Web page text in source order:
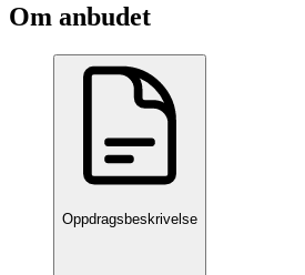
Om anbudet
Oppdragsbeskrivelse